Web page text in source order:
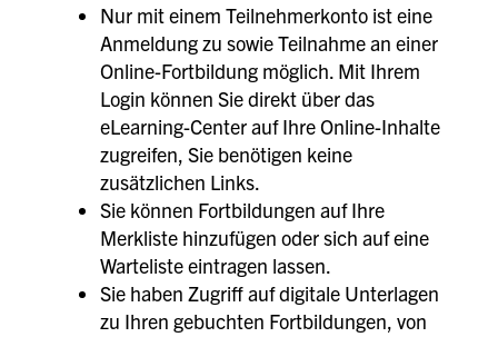
Nur mit einem Teilnehmerkonto ist eine
Anmeldung zu sowie Teilnahme an einer
Online-Fortbildung möglich. Mit Ihrem
Login können Sie direkt über das
eLearning-Center auf Ihre Online-Inhalte
zugreifen, Sie benötigen keine
zusätzlichen Links.
Sie können Fortbildungen auf Ihre
Merkliste hinzufügen oder sich auf eine
Warteliste eintragen lassen.
Sie haben Zugriff auf digitale Unterlagen
zu Ihren gebuchten Fortbildungen, von